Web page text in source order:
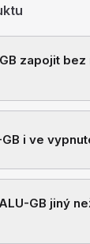
zapojit
i ve
GB jiný